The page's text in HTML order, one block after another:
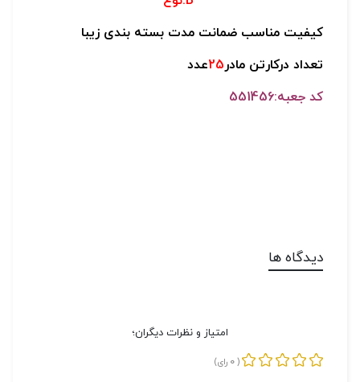
کیفیت مناسبضمانت مدتبسته بندی زیبا
تعداد درکارتن مادر25عدد
کد جعبه:551456
دیدگاه ها
امتیاز و نظرات دیگران؛
(
0 رای)